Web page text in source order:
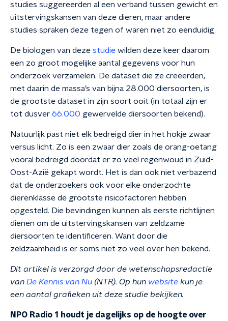
studies suggereerden al een verband tussen gewicht en
uitstervingskansen van deze dieren, maar andere
studies spraken deze tegen of waren niet zo eenduidig.
De biologen van deze studie wilden deze keer daarom
een zo groot mogelijke aantal gegevens voor hun
onderzoek verzamelen. De dataset die ze creëerden,
met daarin de massa’s van bijna 28.000 diersoorten, is
de grootste dataset in zijn soort ooit (in totaal zijn er
tot dusver 66.000 gewervelde diersoorten bekend).
Natuurlijk past niet elk bedreigd dier in het hokje zwaar
versus licht. Zo is een zwaar dier zoals de orang-oetang
vooral bedreigd doordat er zo veel regenwoud in Zuid-
Oost-Azië gekapt wordt. Het is dan ook niet verbazend
dat de onderzoekers ook voor elke onderzochte
dierenklasse de grootste risicofactoren hebben
opgesteld. Die bevindingen kunnen als eerste richtlijnen
dienen om de uitstervingskansen van zeldzame
diersoorten te identificeren. Want door die
zeldzaamheid is er soms niet zo veel over hen bekend.
Dit artikel is verzorgd door de wetenschapsredactie
van De Kennis van Nu (NTR). Op hun website kun je
een aantal grafieken uit deze studie bekijken.
NPO Radio 1 houdt je dagelijks op de hoogte over